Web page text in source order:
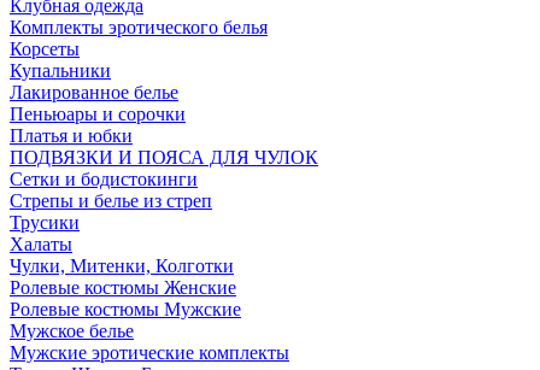
Клубная одежда
Комплекты эротического белья
Корсеты
Купальники
Лакированное белье
Пеньюары и сорочки
Платья и юбки
ПОДВЯЗКИ И ПОЯСА ДЛЯ ЧУЛОК
Сетки и бодистокинги
Стрепы и белье из стреп
Трусики
Халаты
Чулки, Митенки, Колготки
Ролевые костюмы Женские
Ролевые костюмы Мужские
Мужское белье
Мужские эротические комплекты